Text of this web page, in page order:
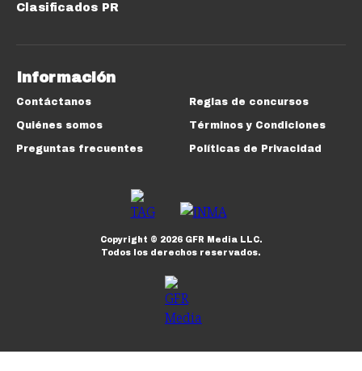
Clasificados PR
Información
Contáctanos
Quiénes somos
Preguntas frecuentes
Reglas de concursos
Términos y Condiciones
Políticas de Privacidad
Copyright © 2026GFR Media LLC.
Todos los derechos reservados.